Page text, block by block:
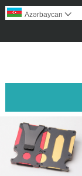
Azərbaycan 